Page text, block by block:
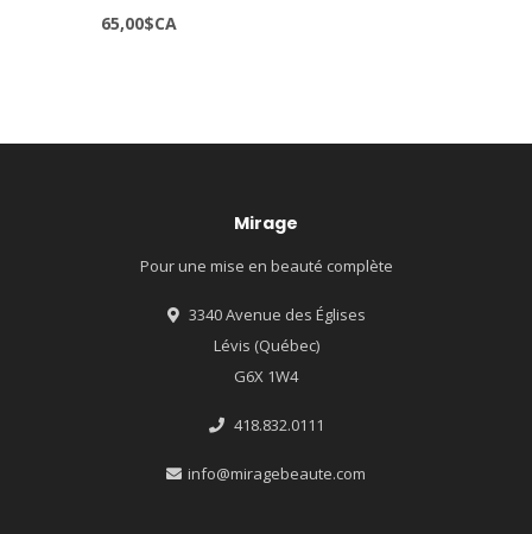
65,00$CA
Mirage
Pour une mise en beauté complète
3340 Avenue des Églises
Lévis (Québec)
G6X 1W4
418.832.0111
info@miragebeaute.com